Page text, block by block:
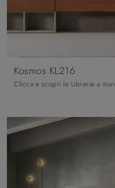
Kosmos KL216